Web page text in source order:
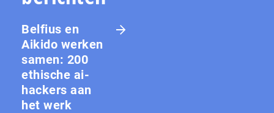
Belfius en
Aikido werken
samen: 200
ethische ai-
hackers aan
het werk